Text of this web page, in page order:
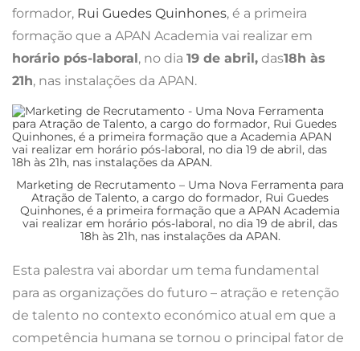
formador, Rui Guedes Quinhones, é a primeira
formação que a APAN Academia vai realizar em
horário pós-laboral , no dia 19 de abril, das18h às
21h, nas instalações da APAN.
Marketing de Recrutamento – Uma Nova Ferramenta para
Atração de Talento, a cargo do formador, Rui Guedes
Quinhones, é a primeira formação que a APAN Academia
vai realizar em horário pós-laboral, no dia 19 de abril, das
18h às 21h, nas instalações da APAN.
Esta palestra vai abordar um tema fundamental
para as organizações do futuro – atração e retenção
de talento no contexto económico atual em que a
competência humana se tornou o principal fator de